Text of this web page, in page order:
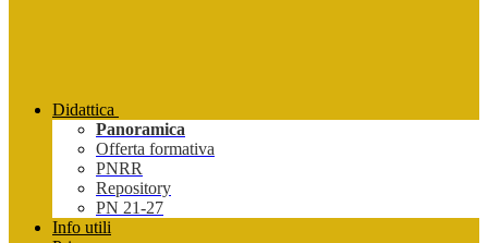
Didattica
Panoramica
Offerta formativa
PNRR
Repository
PN 21-27
Info utili